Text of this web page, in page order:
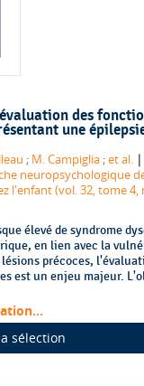
des
une
; M. Campiglia ;et al. |
neuropsychologique
l'enfant (vol. 32, tome 4,
élevé de syndrome
en lien avec la
précoces,
est un enjeu majeur.
sélection